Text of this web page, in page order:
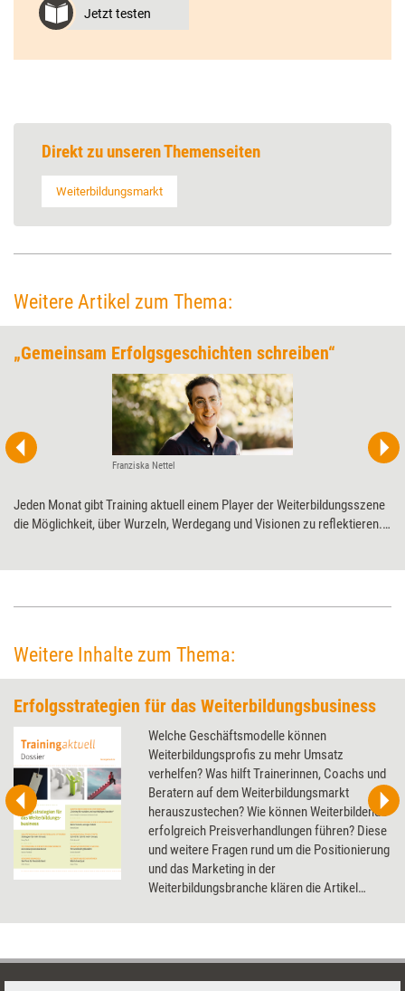
Jetzt testen
Direkt zu unseren Themenseiten
Weiterbildungsmarkt
Weitere Artikel zum Thema:
„Gemeinsam Erfolgsgeschichten schreiben“
Franziska Nettel
Jeden Monat gibt Training aktuell einem Player der Weiterbildungsszene
die Möglichkeit, über Wurzeln, Werdegang und Visionen zu ­reflektieren.
Weitere Inhalte zum Thema:
Erfolgsstrategien für das Weiterbildungsbusiness
Welche Geschäftsmodelle können
Weiterbildungsprofis zu mehr Umsatz
verhelfen? Was hilft Trainerinnen, Coachs und
Beratern auf dem Weiterbildungsmarkt
herauszustechen? Wie können Weiterbildende
erfolgreich Preisverhandlungen führen? Diese
und weitere Fragen rund um die Positionierung
und das Marketing in der
Weiterbildungsbranche klären die Artikel